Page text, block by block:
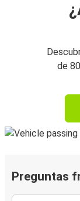
de
Preguntas